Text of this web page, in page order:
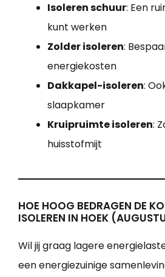
Isoleren schuur: Een
kunt werken
Zolder isoleren:
energiekosten
Dakkapel-isoleren:
slaapkamer
Kruipruimte isoleren:
huisstofmijt
HOE HOOG BEDRAGEN DE
ISOLEREN IN HOEK
Wil jij graag lagere
een energiezuinige